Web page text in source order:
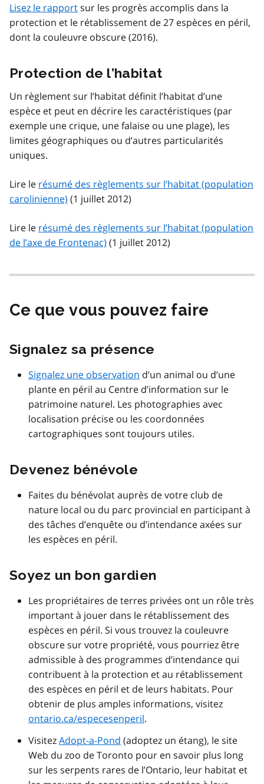
Lisez le rapportsur les progrès accomplis dans la
protection et le rétablissement de 27 espèces en péril,
dont la couleuvre obscure (2016).
Protection de l’habitat
Un règlement sur l’habitat définit l’habitat d’une
espèce et peut en décrire les caractéristiques (par
exemple une crique, une falaise ou une plage), les
limites géographiques ou d’autres particularités
uniques.
Lire le résumé des règlements sur l’habitat (population
carolinienne) (1 juillet 2012)
Lire le résumé des règlements sur l’habitat (population
de l’axe de Frontenac) (1 juillet 2012)
Ce que vous pouvez faire
Signalez sa présence
Signalez une observation d’un animal ou d’une
plante en péril au Centre d’information sur le
patrimoine naturel. Les photographies avec
localisation précise ou les coordonnées
cartographiques sont toujours utiles.
Devenez bénévole
Faites du bénévolat auprès de votre club de
nature local ou du parc provincial en participant à
des tâches d’enquête ou d’intendance axées sur
les espèces en péril.
Soyez un bon gardien
Les propriétaires de terres privées ont un rôle très
important à jouer dans le rétablissement des
espèces en péril. Si vous trouvez la couleuvre
obscure sur votre propriété, vous pourriez être
admissible à des programmes d’intendance qui
contribuent à la protection et au rétablissement
des espèces en péril et de leurs habitats. Pour
obtenir de plus amples informations, visitez
ontario.ca/especesenperil.
VisitezAdopt-a-Pond (adoptez un étang), le site
Web du zoo de Toronto pour en savoir plus long
sur les serpents rares de l’Ontario, leur habitat et